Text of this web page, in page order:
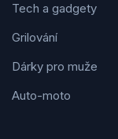
Tech a gadgety
Grilování
Dárky pro muže
Auto-moto